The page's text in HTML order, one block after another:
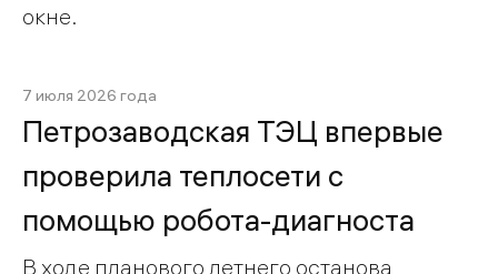
окне.
7 июля 2026 года
Петрозаводская ТЭЦ впервые
проверила теплосети с
помощью робота-диагноста
В ходе планового летнего останова